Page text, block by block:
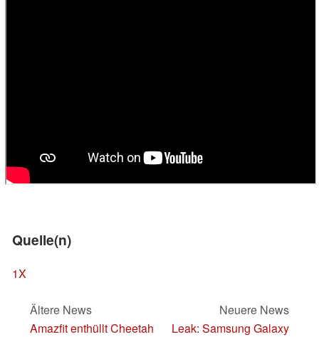
Quelle(n)
1X
Ältere News
Amazfit enthüllt Cheetah
Neuere News
Leak: Samsung Galaxy